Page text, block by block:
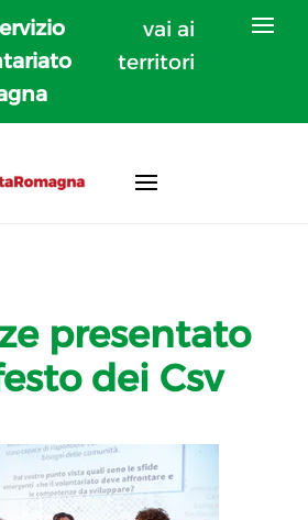
vai ai
territori
presentato
dei Csv